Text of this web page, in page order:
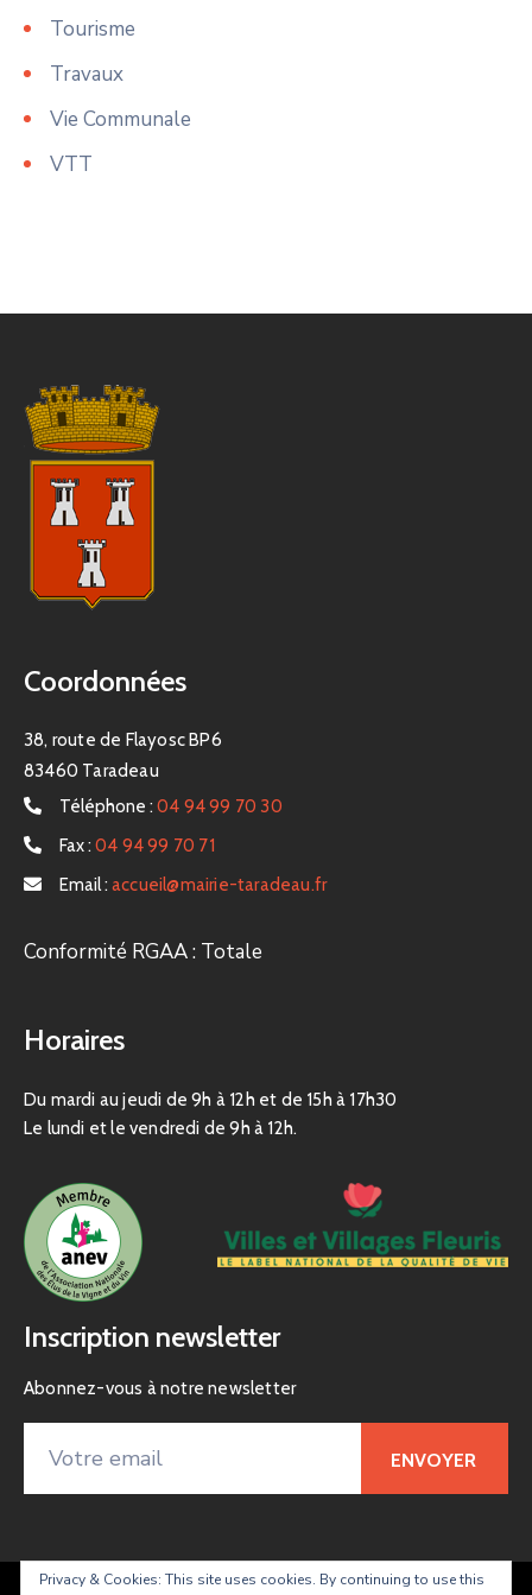
Tourisme
Travaux
Vie Communale
VTT
Coordonnées
38, route de Flayosc BP6
83460 Taradeau
Téléphone : 04 94 99 70 30
Fax : 04 94 99 70 71
Email : accueil@mairie-taradeau.fr
Conformité RGAA : Totale
Horaires
Du mardi au jeudi de 9h à 12h et de 15h à 17h30
Le lundi et le vendredi de 9h à 12h.
Inscription newsletter
Abonnez-vous à notre newsletter
Privacy & Cookies: This site uses cookies. By continuing to use this